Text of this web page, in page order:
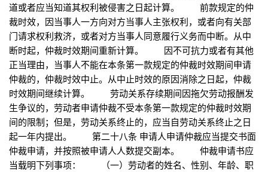
道或者应当知道其权利被侵害之日起计算。 前款规定的仲
裁时效，因当事人一方向对方当事人主张权利，或者向有关部
门请求权利救济，或者对方当事人同意履行义务而中断。从中
断时起，仲裁时效期间重新计算。 因不可抗力或者有其他
正当理由，当事人不能在本条第一款规定的仲裁时效期间申请
仲裁的，仲裁时效中止。从中止时效的原因消除之日起，仲裁
时效期间继续计算。 劳动关系存续期间因拖欠劳动报酬发
生争议的，劳动者申请仲裁不受本条第一款规定的仲裁时效期
间的限制；但是，劳动关系终止的，应当自劳动关系终止之日
起一年内提出。 第二十八条 申请人申请仲裁应当提交书面
仲裁申请，并按照被申请人人数提交副本。 仲裁申请书应
当载明下列事项： （一）劳动者的姓名、性别、年龄、职